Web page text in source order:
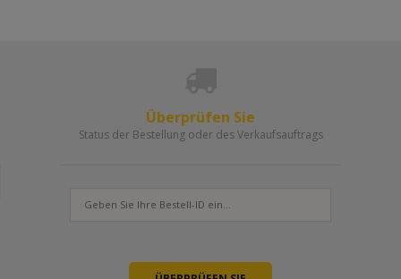
Überprüfen Sie
Status der Bestellung oder des Verkaufsauftrags